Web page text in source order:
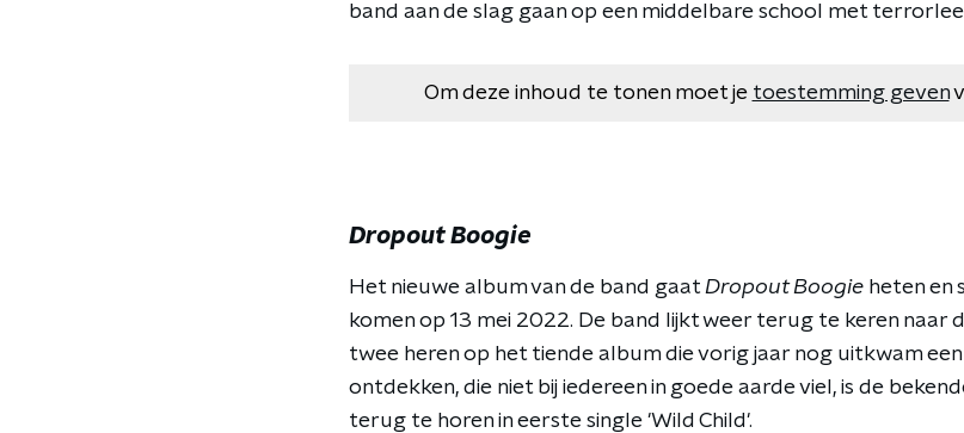
band aan de slag gaan op een middelbare school met
Om deze inhoud te tonen moet je toestemming geven
Dropout Boogie
Het nieuwe album van de band gaat Dropout Boogie heten en
komen op 13 mei 2022. De band lijkt weer terug te keren naar
twee heren op het tiende album die vorig jaar nog uitkwam
ontdekken, die niet bij iedereen in goede aarde viel, is de
terug te horen in eerste single 'Wild Child'.